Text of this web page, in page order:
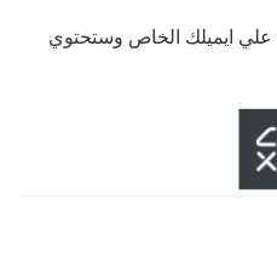
علي ايميلك الخاص وستحتوي